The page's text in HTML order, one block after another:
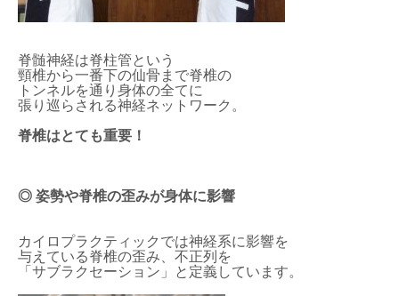
脊髄神経は脊柱管という
頸椎から一番下の仙骨まで脊椎の
トンネルを通り身体の全てに
張り巡らされる神経ネットワーク。
脊椎はとても重要！
◎ 姿勢や脊椎の歪みが身体に影響
カイロプラクティックでは神経系に影響を
与えている脊椎の歪み、不正列を
「サブラクセーション」と定義しています。